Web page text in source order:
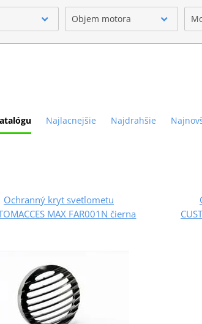
Objem motora
Najlacnejšie Najdrahšie
Ochranný kryt svetlometu
MAX FAR001N čierna